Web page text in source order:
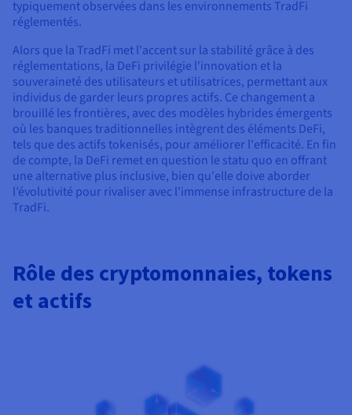
typiquement observées dans les environnements TradFi
réglementés.
Alors que la TradFi met l'accent sur la stabilité grâce à des
réglementations, la DeFi privilégie l'innovation et la
souveraineté des utilisateurs et utilisatrices, permettant aux
individus de garder leurs propres actifs. Ce changement a
brouillé les frontières, avec des modèles hybrides émergents
où les banques traditionnelles intègrent des éléments DeFi,
tels que des actifs tokenisés, pour améliorer l'efficacité. En fin
de compte, la DeFi remet en question le statu quo en offrant
une alternative plus inclusive, bien qu'elle doive aborder
l’évolutivité pour rivaliser avec l'immense infrastructure de la
TradFi.
Rôle des cryptomonnaies, tokens
et actifs